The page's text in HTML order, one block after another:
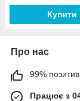
Купити
Про нас
99%
Працює з